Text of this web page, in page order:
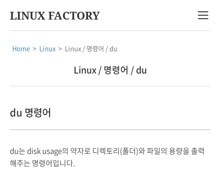
LINUX FACTORY
Home > Linux > Linux / 명령어 / du
Linux / 명령어 / du
du 명령어
du는 disk usage의 약자로 디렉토리(폴더)와 파일의 용량을 출력
해주는 명령어입니다.